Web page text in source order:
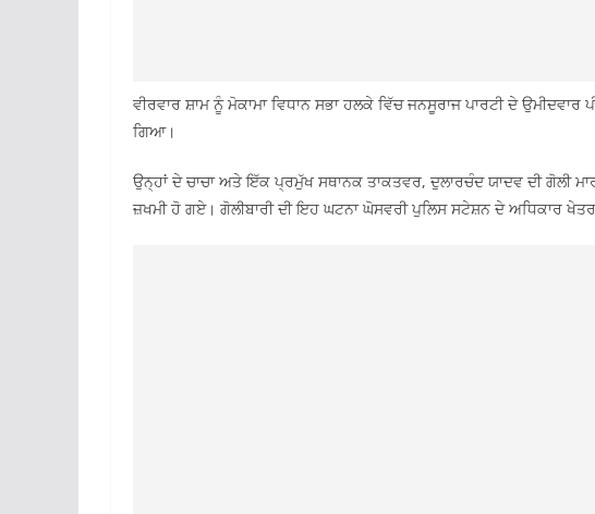
ਵੀਰਵਾਰ ਸ਼ਾਮ ਨੂੰ ਮੋਕਾਮਾ ਵਿਧਾਨ ਸਭਾ ਹਲਕੇ ਵਿੱਚ ਜਨਸੂਰਾਜ ਪਾਰਟੀ ਦੇ ਉਮੀਦਵਾਰ
ਗਿਆ।
ਉਨ੍ਹਾਂ ਦੇ ਚਾਚਾ ਅਤੇ ਇੱਕ ਪ੍ਰਮੁੱਖ ਸਥਾਨਕ ਤਾਕਤਵਰ, ਦੁਲਾਰਚੰਦ ਯਾਦਵ ਦੀ ਗੋਲੀ
ਜ਼ਖਮੀ ਹੋ ਗਏ। ਗੋਲੀਬਾਰੀ ਦੀ ਇਹ ਘਟਨਾ ਘੋਸਵਰੀ ਪੁਲਿਸ ਸਟੇਸ਼ਨ ਦੇ ਅਧਿਕਾਰ ਖੇਤਰ